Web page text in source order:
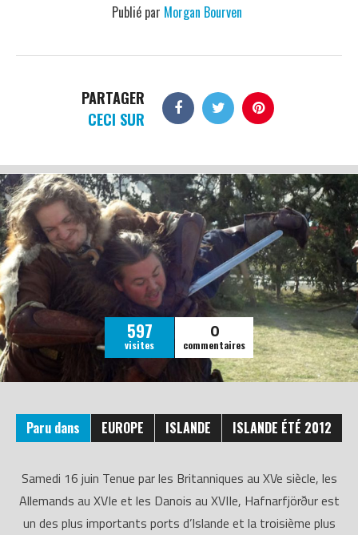
Publié par Morgan Bourven
PARTAGER
CECI SUR
597
visites
0
commentaires
Paru dans EUROPE ISLANDE ISLANDE ÉTÉ 2012
Samedi 16 juin Tenue par les Britanniques au XVe siècle, les
Allemands au XVIe et les Danois au XVIIe, Hafnarfjörður est
un des plus importants ports d’Islande et la troisième plus